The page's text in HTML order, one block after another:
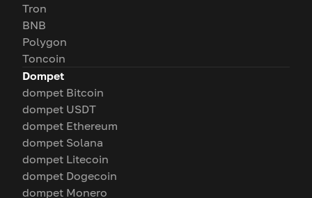
Tron
BNB
Polygon
Toncoin
Dompet
dompet Bitcoin
dompet USDT
dompet Ethereum
dompet Solana
dompet Litecoin
dompet Dogecoin
dompet Monero